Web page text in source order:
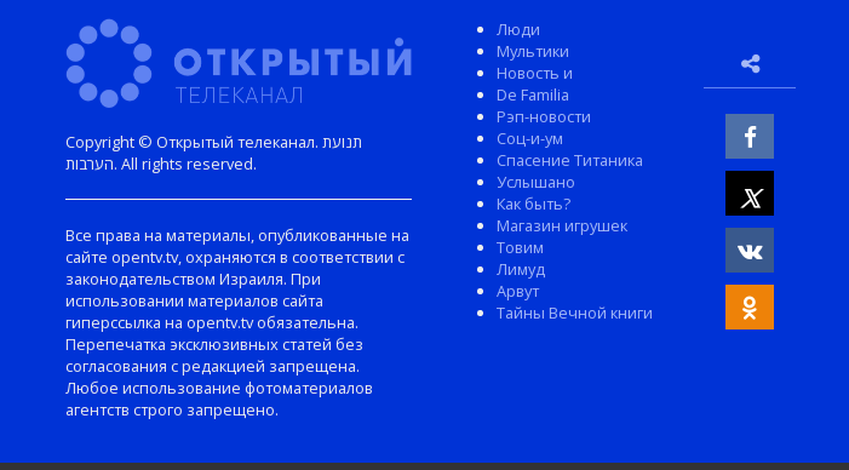
Copyright © Открытый телеканал. תנועת
הערבות. All rights reserved.
Все права на материалы, опубликованные на
сайте opentv.tv, охраняются в соответствии с
законодательством Израиля. При
использовании материалов сайта
гиперссылка на opentv.tv обязательна.
Перепечатка эксклюзивных статей без
согласования с редакцией запрещена.
Любое использование фотоматериалов
агентств строго запрещено.
Люди
Мультики
Новость и
De Familia
Рэп-новости
Соц-и-ум
Спасение Титаника
Услышано
Как быть?
Магазин игрушек
Товим
Лимуд
Арвут
Тайны Вечной книги